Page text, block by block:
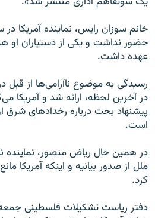
خانم سوزان رایس، نماینده آمریکا
حضور نداشت و یکی از دستیاران او
عهده داشت.
رسیدگی به موضوع ناآرامی‌ها از قبل
در آخرین لحظه، ارائه شد و آمریکا
پیشنهاد بحث درباره رخدادهای شرق
است.
در همین حال ریاض منصور، نماینده
ملل از صدور بیانیه و اینکه آمریکا
کرد.
دفتر ریاست تشکیلات فلسطینی جمعه